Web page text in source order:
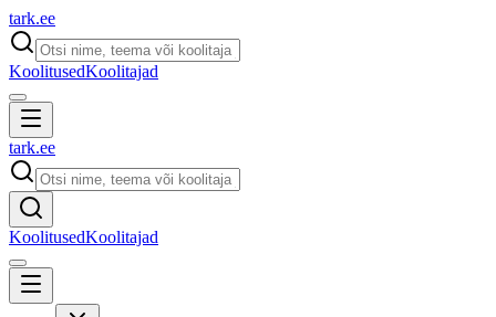
tark.ee
KoolitusedKoolitajad
tark.ee
KoolitusedKoolitajad